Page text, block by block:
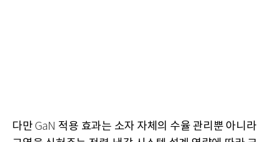
다만 GaN 적용 효과는 소자 자체의 수율 관리뿐 아니라